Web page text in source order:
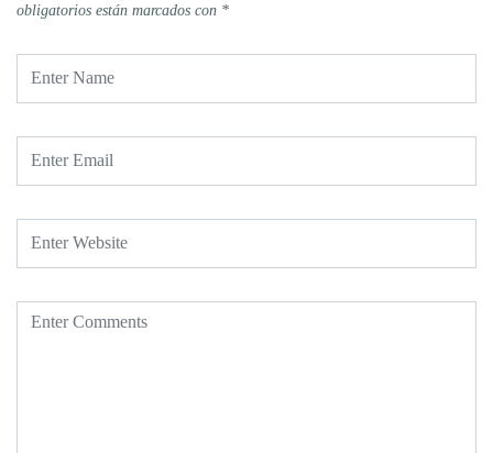
obligatorios están marcados con *